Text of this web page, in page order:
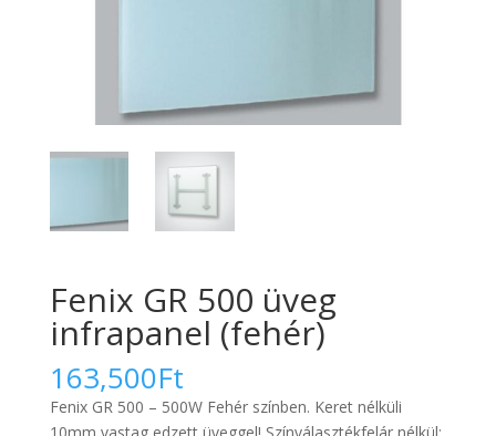
Fenix GR 500 üveg
infrapanel (fehér)
163,500Ft
Fenix GR 500 – 500W Fehér színben. Keret nélküli
10mm vastag edzett üveggel! Színválasztékfelár nélkül: